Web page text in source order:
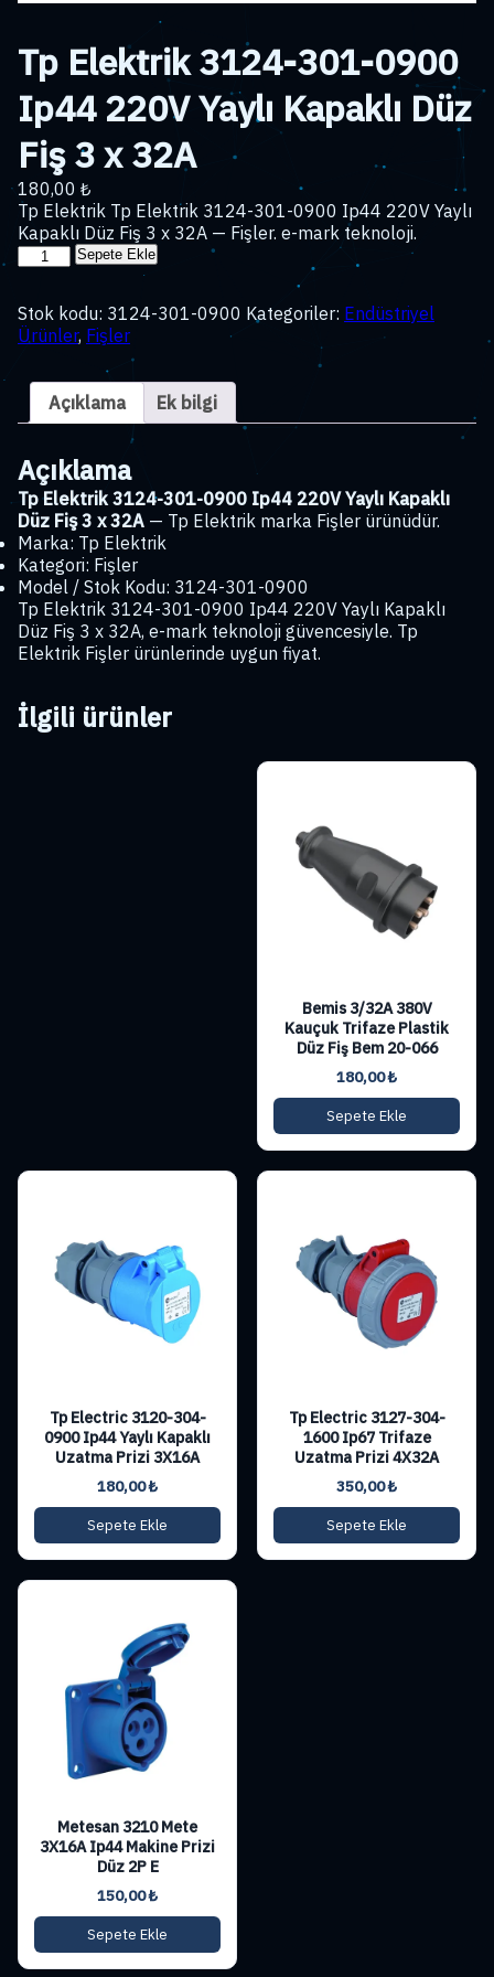
Tp Elektrik 3124-301-0900
Ip44 220V Yaylı Kapaklı Düz
Fiş 3 x 32A
180,00 ₺
Tp Elektrik Tp Elektrik 3124-301-0900 Ip44 220V Yaylı
Kapaklı Düz Fiş 3 x 32A — Fişler. e-mark teknoloji.
Tp
301-
0900
220V
Yaylı
Kapaklı
Fiş
3
x
32A
adet
Sepete Ekle
Stok kodu: 3124-301-0900 Kategoriler: Endüstriyel
Ürünler, Fişler
Açıklama Ek bilgi
Açıklama
Tp Elektrik 3124-301-0900 Ip44 220V Yaylı Kapaklı
Düz Fiş 3 x 32A — Tp Elektrik marka Fişler ürünüdür.
Marka: Tp Elektrik
Kategori: Fişler
Model / Stok Kodu: 3124-301-0900
Tp Elektrik 3124-301-0900 Ip44 220V Yaylı Kapaklı
Düz Fiş 3 x 32A, e-mark teknoloji güvencesiyle. Tp
Elektrik Fişler ürünlerinde uygun fiyat.
İlgili ürünler
Bemis 3/32A 380V
Kauçuk Trifaze Plastik
Düz Fiş Bem 20-066
180,00₺
Sepete Ekle
Tp Electric 3120-304-
0900 Ip44 Yaylı Kapaklı
Uzatma Prizi 3X16A
180,00₺
Sepete Ekle
Tp Electric 3127-304-
1600 Ip67 Trifaze
Uzatma Prizi 4X32A
350,00₺
Sepete Ekle
Metesan 3210 Mete
3X16A Ip44 Makine Prizi
Düz 2P E
150,00₺
Sepete Ekle